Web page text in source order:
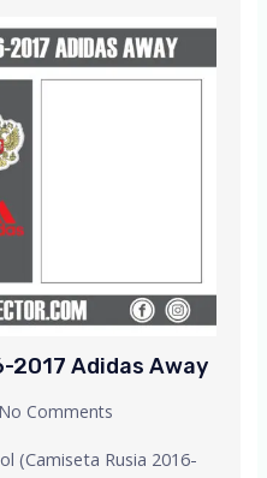
2017 Adidas Away
No Comments
(Camiseta Rusia 2016-